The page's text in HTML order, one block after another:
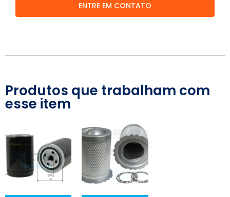
ENTRE EM CONTATO
Produtos que trabalham com
esse item